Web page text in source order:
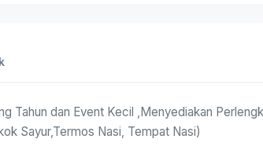
Tahun dan Event Kecil ,Menyediakan
Sayur,Termos Nasi, Tempat Nasi)